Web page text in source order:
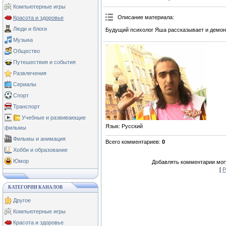
Компьютерные игры
Красота и здоровье
Люди и блоги
Музыка
Общество
Путешествия и события
Развлечения
Сериалы
Спорт
Транспорт
Учебные и развивающие
фильмы
Фильмы и анимация
Хобби и образование
Юмор
КАТЕГОРИИ КАНАЛОВ
Другое
Компьютерные игры
Красота и здоровье
Описание материала:
Будущий психолог Яша рассказывает и
Язык: Русский
Всего комментариев: 0
Добавлять комментарии
[